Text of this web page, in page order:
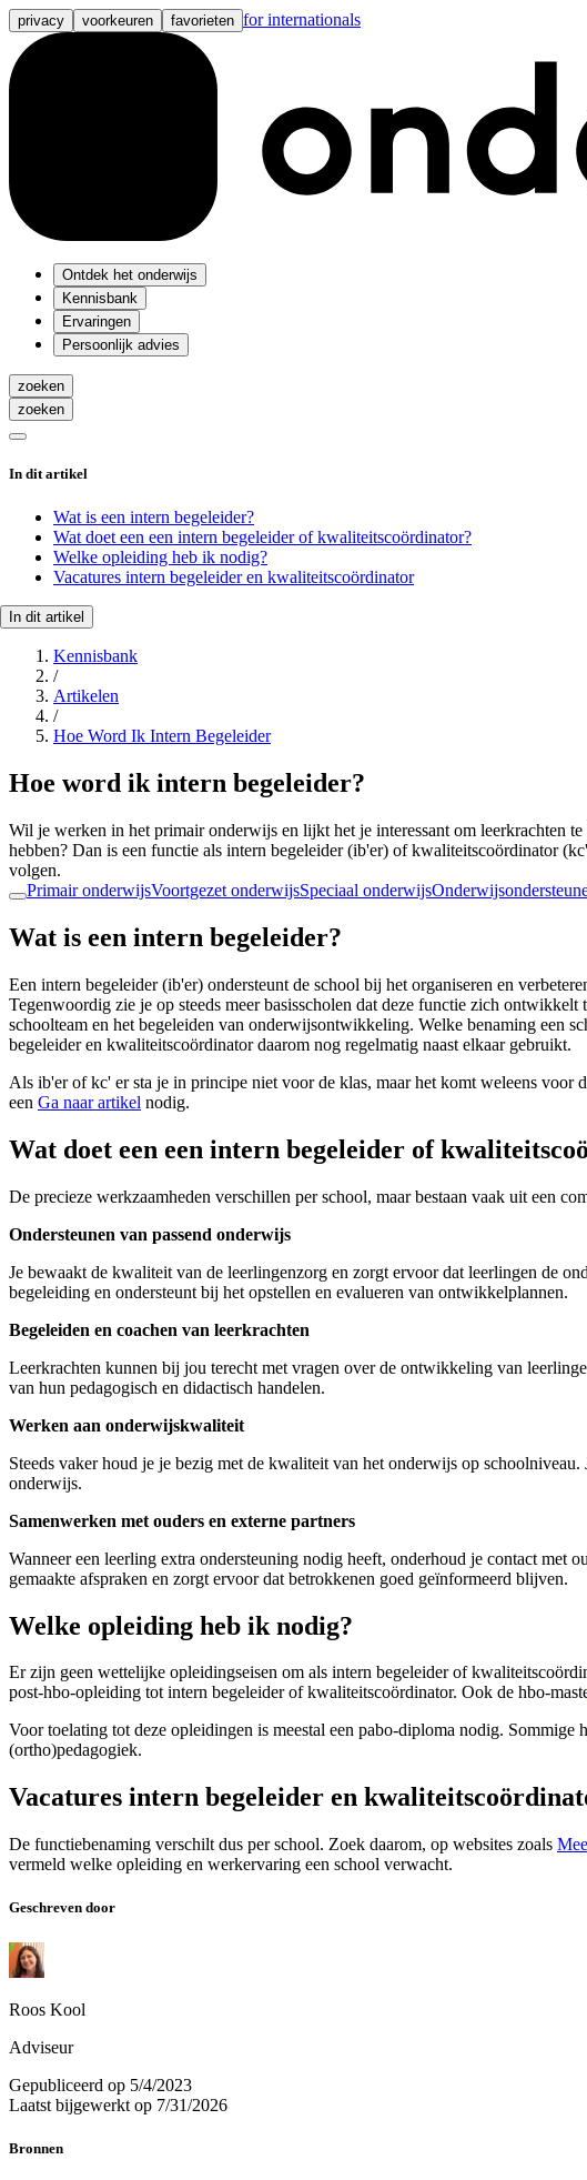
privacy voorkeuren favorieten for internationals
Ontdek het onderwijs
Kennisbank
Ervaringen
Persoonlijk advies
zoeken
zoeken
In dit artikel
Wat is een intern begeleider?
Wat doet een een intern begeleider of kwaliteitscoördinator?
Welke opleiding heb ik nodig?
Vacatures intern begeleider en kwaliteitscoördinator
In dit artikel
Kennisbank
/
Artikelen
/
Hoe Word Ik Intern Begeleider
Hoe word ik intern begeleider?
Wil je werken in het primair onderwijs en lijkt het je interessant om leerkrachten
hebben? Dan is een functie als intern begeleider (ib'er) of kwaliteitscoördinator
volgen.
Primair onderwijsVoortgezet onderwijsSpeciaal onderwijs
Wat is een intern begeleider?
Een intern begeleider (ib'er) ondersteunt de school bij het organiseren en
Tegenwoordig zie je op steeds meer basisscholen dat deze functie zich ontwikkelt
schoolteam en het begeleiden van onderwijsontwikkeling. Welke benaming een
begeleider en kwaliteitscoördinator daarom nog regelmatig naast elkaar gebruikt.
Als ib'er of kc' er sta je in principe niet voor de klas, maar het komt weleens voor
een Ga naar artikel nodig.
Wat doet een een intern begeleider of
De precieze werkzaamheden verschillen per school, maar bestaan vaak uit een
Ondersteunen van passend onderwijs
Je bewaakt de kwaliteit van de leerlingenzorg en zorgt ervoor dat leerlingen de
begeleiding en ondersteunt bij het opstellen en evalueren van ontwikkelplannen.
Begeleiden en coachen van leerkrachten
Leerkrachten kunnen bij jou terecht met vragen over de ontwikkeling van
van hun pedagogisch en didactisch handelen.
Werken aan onderwijskwaliteit
Steeds vaker houd je je bezig met de kwaliteit van het onderwijs op
onderwijs.
Samenwerken met ouders en externe partners
Wanneer een leerling extra ondersteuning nodig heeft, onderhoud je contact met
gemaakte afspraken en zorgt ervoor dat betrokkenen goed geïnformeerd blijven.
Welke opleiding heb ik nodig?
Er zijn geen wettelijke opleidingseisen om als intern begeleider of
post-hbo-opleiding tot intern begeleider of kwaliteitscoördinator. Ook de hbo-
Voor toelating tot deze opleidingen is meestal een pabo-diploma nodig.
(ortho)pedagogiek.
Vacatures intern begeleider en
De functiebenaming verschilt dus per school. Zoek daarom, op websites zoals
vermeld welke opleiding en werkervaring een school verwacht.
Geschreven door
Roos Kool
Adviseur
Gepubliceerd op 5/4/2023
Laatst bijgewerkt op 7/31/2026
Bronnen